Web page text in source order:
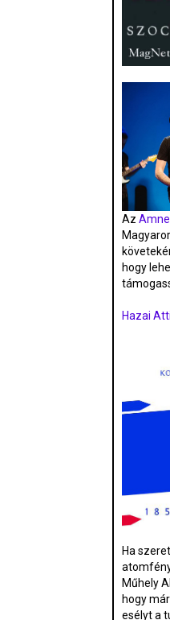
Az
hogy
Hazai
Ha
Műhely
hogy
esélyt a